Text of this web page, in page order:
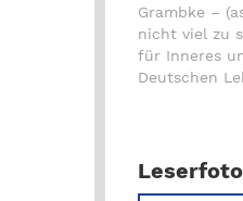
Grambke –
nicht viel zu
für Inneres
Deutschen